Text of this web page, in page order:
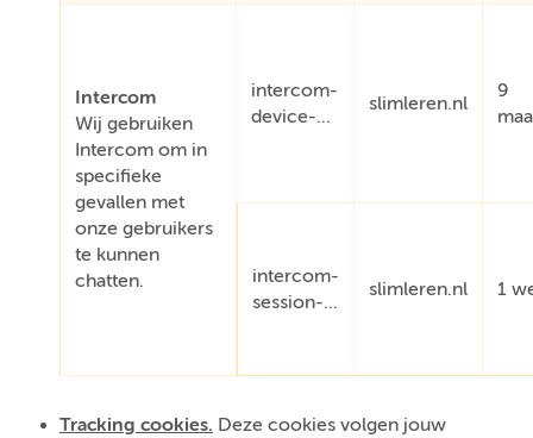
Intercom
Wij gebruiken
Intercom om in
specifieke
gevallen met
onze gebruikers
te kunnen
chatten.
intercom-
device-...
slimleren.nl
9
intercom-
session-...
slimleren.nl 1
Tracking cookies. Deze cookies volgen jouw